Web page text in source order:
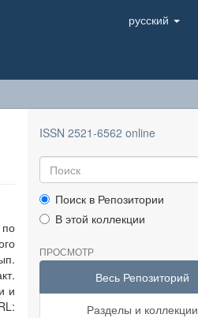
русский
и
ISSN 2521-6562 online
Поиск в Репозитории
В этой коллекции
ПРОСМОТР
Весь Репозиторий
Разделы и коллекции